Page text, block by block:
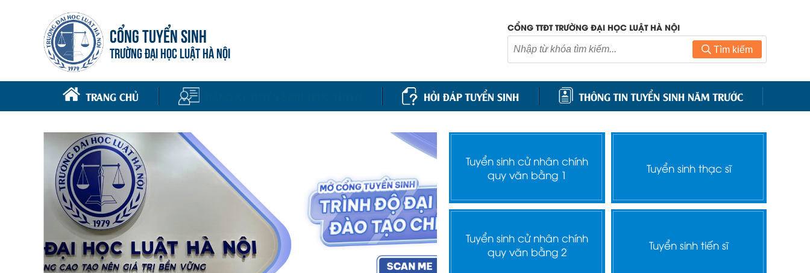
CỔNG TUYỂN SINH
TRƯỜNG ĐẠI HỌC LUẬT HÀ NỘI
CỔNG TTĐT TRƯỜNG ĐẠI HỌC LUẬT HÀ NỘI
Tìm kiếm
TRANG CHỦ HỎI ĐÁP TUYỂN SINH THÔNG TIN TUYỂN SINH NĂM TRƯỚC
Tuyển sinh cử nhân chính
quy văn bằng 1
Tuyển sinh thạc sĩ
Tuyển sinh cử nhân chính
quy văn bằng 2
Tuyển sinh tiến sĩ